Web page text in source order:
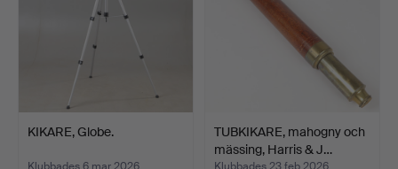
KIKARE, Globe.
TUBKIKARE, mahogny och
mässing, Harris & J…